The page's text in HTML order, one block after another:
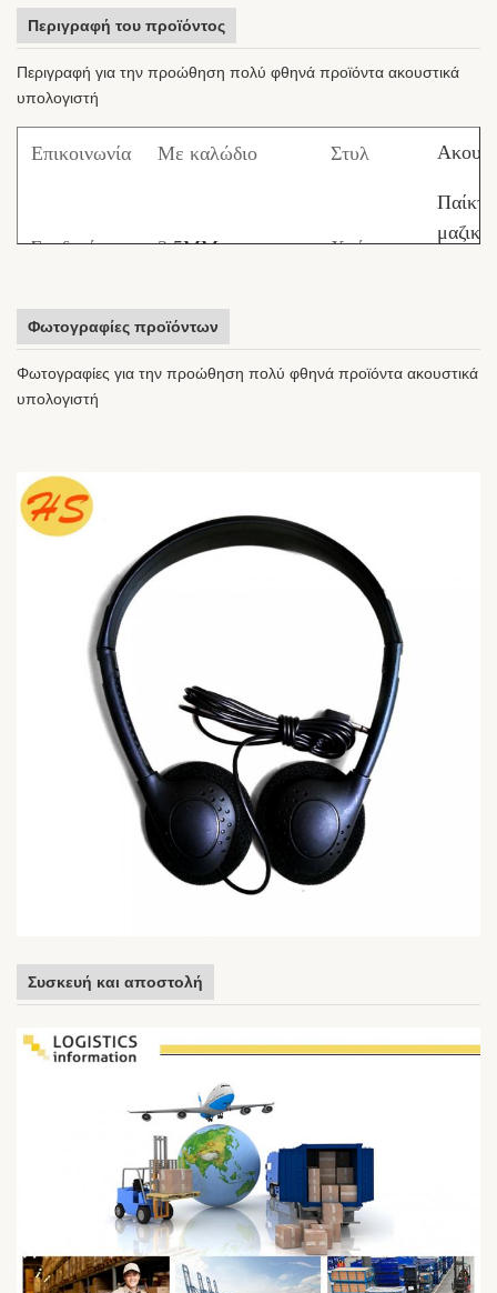
Περιγραφή του προϊόντος
Περιγραφή για την προώθηση πολύ φθηνά προϊόντα ακουστικά
υπολογιστή
Επικοινωνία Με καλώδιο Στυλ
Συνδετήρες 3.5MM Χρήση
μαζικής
Λειτουργία
Ακύρωση
θορύβου.
Μέγεθος
Δείγματα
Φωτογραφίες προϊόντων
Φωτογραφίες για την προώθηση πολύ φθηνά προϊόντα ακουστικά
υπολογιστή
Συσκευή και αποστολή